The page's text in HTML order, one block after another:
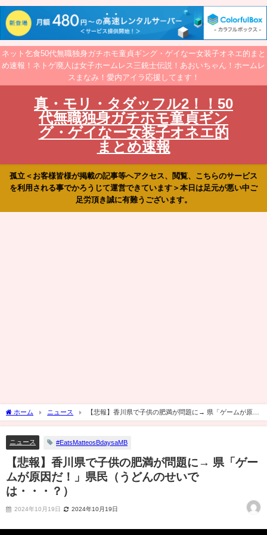
ネット乞食50代無職独身ガチホモ童貞ギング・ゲイなー女装子オネエ的まと
め速報！ネトゲ廃人は女子ホームレス三銃士伝説！あおいちゃん！ホームレ
スまなみ！愛内アイラ応援してます！
真・モリ・タダッフル2！！50
代無職独身ガチホモ童貞ギン
グ・ゲイなー女装子オネエ的
まとめ速報
孤立＜お客様皆様が掲載の記事等へアクセス、閲覧、こちらのサービス
を利用される事でかろうじて運営できています＞本日は足元が悪い中ご
足労頂き誠に有難うございます。
ホーム ニュース
【悲報】香川県で子供の肥満が問題に→ 県「ゲームが原因
だ！」県民（うどんのせいでは・・・？）
ニュース #EatsMatteosBdaysaMB
【悲報】香川県で子供の肥満が問題に→ 県「ゲー
ムが原因だ！」県民（うどんのせいで
は・・・？）
2024年10月19日 2024年10月19日